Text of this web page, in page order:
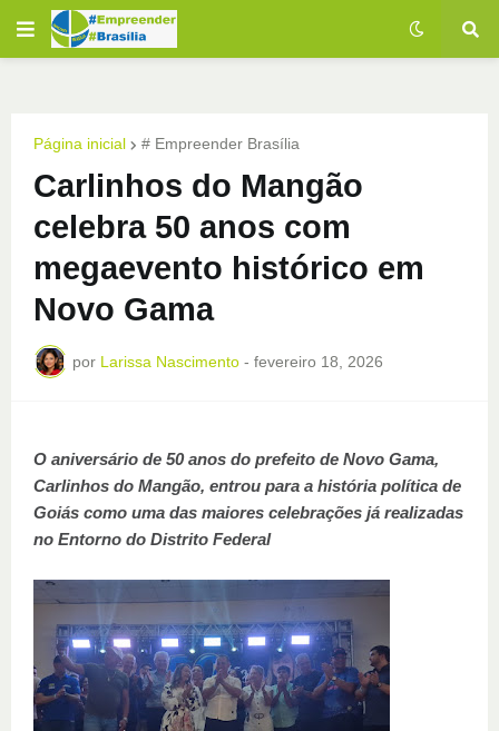
Página inicial # Empreender Brasília
Carlinhos do Mangão
celebra 50 anos com
megaevento histórico em
Novo Gama
por Larissa Nascimento - fevereiro 18, 2026
O aniversário de 50 anos do prefeito de Novo Gama,
Carlinhos do Mangão, entrou para a história política de
Goiás como uma das maiores celebrações já realizadas
no Entorno do Distrito Federal